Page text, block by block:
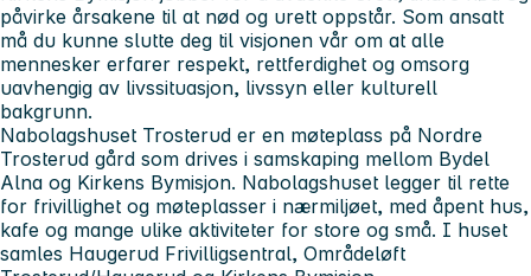
påvirke årsakene til at nød og urett oppstår. Som ansatt
må du kunne slutte deg til visjonen vår om at alle
mennesker erfarer respekt, rettferdighet og omsorg
uavhengig av livssituasjon, livssyn eller kulturell
bakgrunn.
Nabolagshuset Trosterud er en møteplass på Nordre
Trosterud gård som drives i samskaping mellom Bydel
Alna og Kirkens Bymisjon. Nabolagshuset legger til rette
for frivillighet og møteplasser i nærmiljøet, med åpent hus,
kafe og mange ulike aktiviteter for store og små. I huset
samles Haugerud Frivilligsentral, Områdeløft